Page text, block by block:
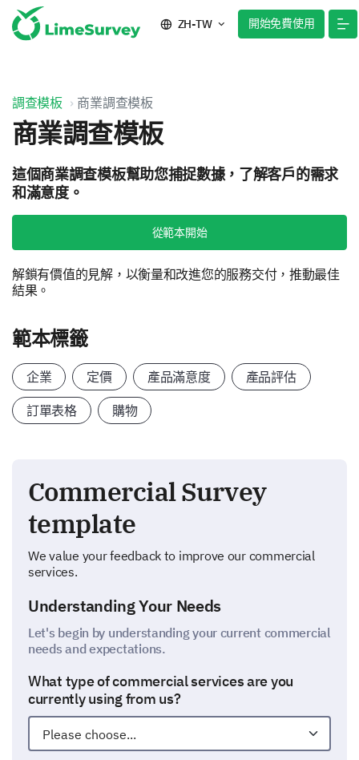
ZH-TW 開始免費使用
調查模板 商業調查模板
商業調查模板
這個商業調查模板幫助您捕捉數據，了解客戶的需求
和滿意度。
從範本開始
解鎖有價值的見解，以衡量和改進您的服務交付，推動最佳
結果。
範本標籤
企業 定價 產品滿意度 產品評估
訂單表格 購物
Commercial Survey
template
We value your feedback to improve our commercial
services.
Understanding Your Needs
Let's begin by understanding your current commercial
needs and expectations.
What type of commercial services are you
currently using from us?